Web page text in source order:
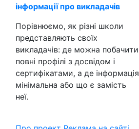
інформації про викладачів
Порівнюємо, як різні школи
представляють своїх
викладачів: де можна побачити
повні профілі з досвідом і
сертифікатами, а де інформація
мінімальна або що є замість
неї.